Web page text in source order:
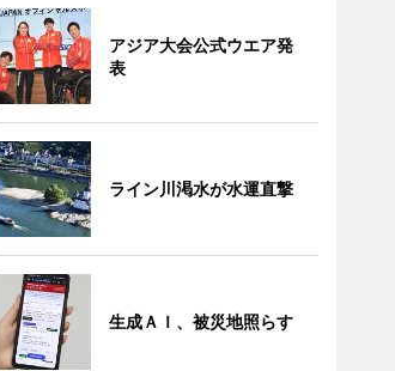
アジア大会公式ウエア発
表
ライン川渇水が水運直撃
生成ＡＩ、被災地照らす